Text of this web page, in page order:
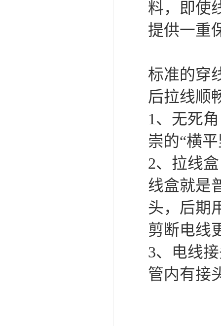
料，即使
提供一重
标准的穿
后拉线顺
1、无死
崇的“横
2、拉线
线盒就是
头，后期
剪断电线
3、电线
管内有接